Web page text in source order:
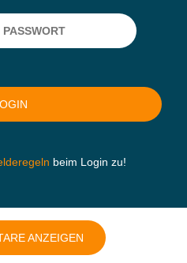
beim Login zu!
ANZEIGEN